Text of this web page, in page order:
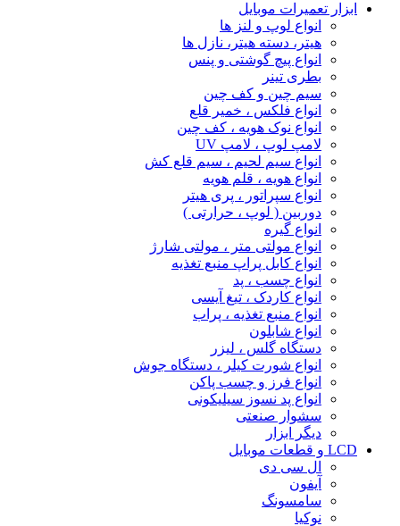
ابزار تعمیرات موبایل
انواع لوپ و لنز ها
هیتر، دسته هیتر، نازل ها
انواع پیچ‌ گوشتی و پنس
بطری تینر
سیم چین و کف چین
انواع فلکس ، خمیر قلع
انواع نوک هویه ، کف چین
لامپ لوپ ، لامپ UV
انواع سیم لحیم ، سیم قلع کش
انواع هویه ، قلم هویه
انواع سپراتور ، پری هیتر
دوربین ( لوپ ، حرارتی )
انواع گیره
انواع مولتی متر ، مولتی شارژ
انواع کابل پراپ منبع تغذیه
انواع چسب ، پد
انواع کاردک ، تیغ آیسی
انواع منبع تغذیه ، پراب
انواع شابلون
دستگاه گلس ، لیزر
انواع شورت کیلر ، دستگاه جوش
انواع فرز و چسب پاکن
انواع پد نسوز سیلیکونی
سشوار صنعتی
دیگر ابزار
LCD و قطعات موبایل
ال سی دی
آیفون
سامسونگ
نوکیا